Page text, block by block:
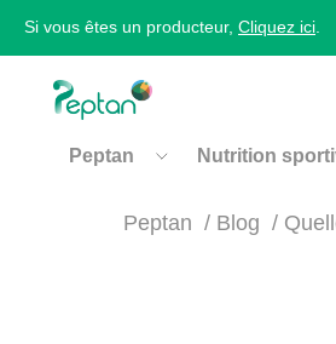
Si vous êtes un producteur, Cliquez ici
Peptan Nutrition
Peptan Blog